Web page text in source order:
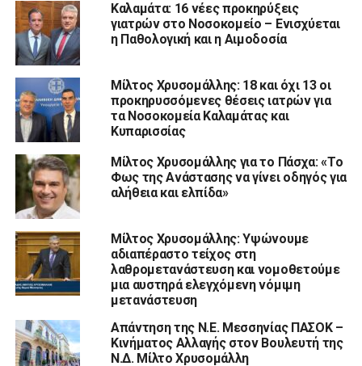
Καλαμάτα: 16 νέες προκηρύξεις
γιατρών στο Νοσοκομείο – Ενισχύεται
η Παθολογική και η Αιμοδοσία
Μίλτος Χρυσομάλλης: 18 και όχι 13 οι
προκηρυσσόμενες θέσεις ιατρών για
τα Νοσοκομεία Καλαμάτας και
Κυπαρισσίας
Μίλτος Χρυσομάλλης για το Πάσχα: «Το
Φως της Ανάστασης να γίνει οδηγός για
αλήθεια και ελπίδα»
Μίλτος Χρυσομάλλης: Υψώνουμε
αδιαπέραστο τείχος στη
λαθρομετανάστευση και νομοθετούμε
μια αυστηρά ελεγχόμενη νόμιμη
μετανάστευση
Απάντηση της Ν.Ε. Μεσσηνίας ΠΑΣΟΚ –
Κινήματος Αλλαγής στον Βουλευτή της
Ν.Δ. Μίλτο Χρυσομάλλη